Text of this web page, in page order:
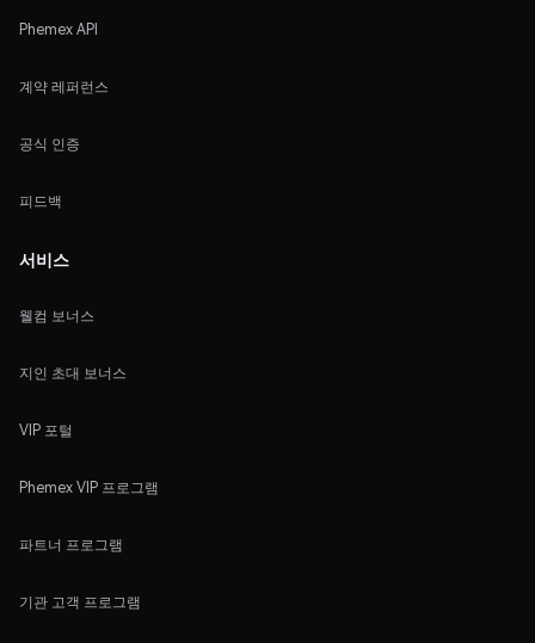
Phemex API
계약 레퍼런스
공식 인증
피드백
서비스
웰컴 보너스
지인 초대 보너스
VIP 포털
Phemex VIP 프로그램
파트너 프로그램
기관 고객 프로그램